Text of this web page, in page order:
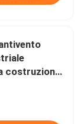
costruzione